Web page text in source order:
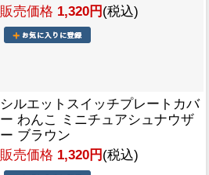
販売価格 1,320円 (税込)
シルエットスイッチプレートカバ
ー わんこ ミニチュアシュナウザ
ー ブラウン
販売価格 1,320円 (税込)